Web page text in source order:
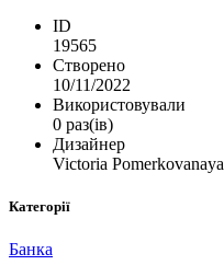
ID
19565
Створено
10/11/2022
Використовували
0 раз(ів)
Дизайнер
Victoria Pomerkovanaya
Категорії
Банка